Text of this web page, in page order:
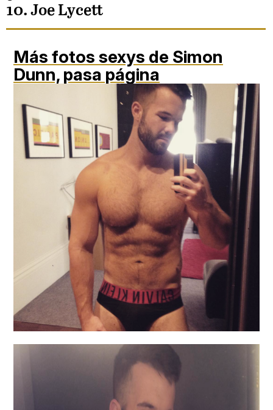
10. Joe Lycett
Más fotos sexys de Simon
Dunn, pasa página